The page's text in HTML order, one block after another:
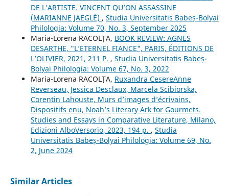
DE L’ARTISTE. VINCENT QU’ON ASSASSINE
(MARIANNE JAEGLÉ) , Studia Universitatis Babeș-Bolyai
Philologia: Volume 70, No. 3, September 2025
Maria-Lorena RACOLȚA, BOOK REVIEW: AGNES
DESARTHE, "L’ETERNEL FIANCE", PARIS, ÉDITIONS DE
L’OLIVIER, 2021, 211 P. , Studia Universitatis Babeș-
Bolyai Philologia: Volume 67, No. 3, 2022
Maria-Lorena RACOLȚA, Ruxandra CesereAnne
Reverseau, Jessica Desclaux, Marcela Scibiorska,
Corentin Lahouste, Murs d’images d’écrivains,
Dispositifs enu, Noah’s Literary Ark for Gourmets.
Studies and Essays in Comparative Literature, Milano,
Edizioni AlboVersorio, 2023, 194 p. , Studia
Universitatis Babeș-Bolyai Philologia: Volume 69, No.
2, June 2024
Similar Articles